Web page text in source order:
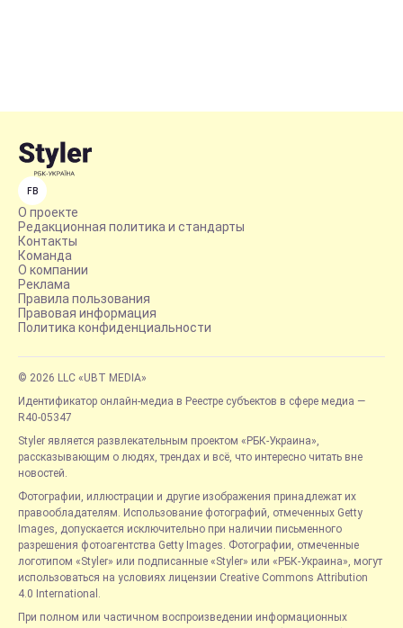
FB
О проекте
Редакционная политика и стандарты
Контакты
Команда
О компании
Реклама
Правила пользования
Правовая информация
Политика конфиденциальности
© 2026 LLC «UBT MEDIA»
Идентификатор онлайн-медиа в Реестре субъектов в сфере медиа —
R40-05347
Styler является развлекательным проектом «РБК-Украина»,
рассказывающим о людях, трендах и всё, что интересно читать вне
новостей.
Фотографии, иллюстрации и другие изображения принадлежат их
правообладателям. Использование фотографий, отмеченных Getty
Images, допускается исключительно при наличии письменного
разрешения фотоагентства Getty Images. Фотографии, отмеченные
логотипом «Styler» или подписанные «Styler» или «РБК-Украина», могут
использоваться на условиях лицензии Creative Commons Attribution
4.0 International.
При полном или частичном воспроизведении информационных